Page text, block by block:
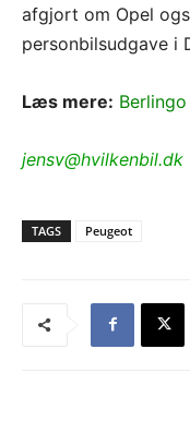
afgjort om Opel
personbilsudgave i
Læs mere:
jensv@hvilkenbil.dk
TAGS Peugeot